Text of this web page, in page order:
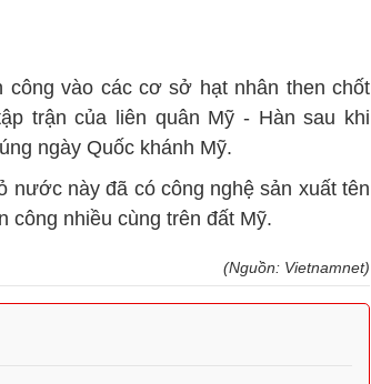
công vào các cơ sở hạt nhân then chốt
trận của liên quân Mỹ - Hàn sau khi
ngày Quốc khánh Mỹ.
nước này đã có công nghệ sản xuất tên
công nhiều cùng trên đất Mỹ.
(Nguồn: Vietnamnet)